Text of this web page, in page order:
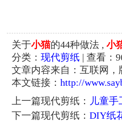
关于小猫的44种做法 , 小
分类： 现代剪纸 | 查看：
文章内容来自：互联网
本文链接： http://
上一篇现代剪纸： 儿童
下一篇现代剪纸： DIY纸